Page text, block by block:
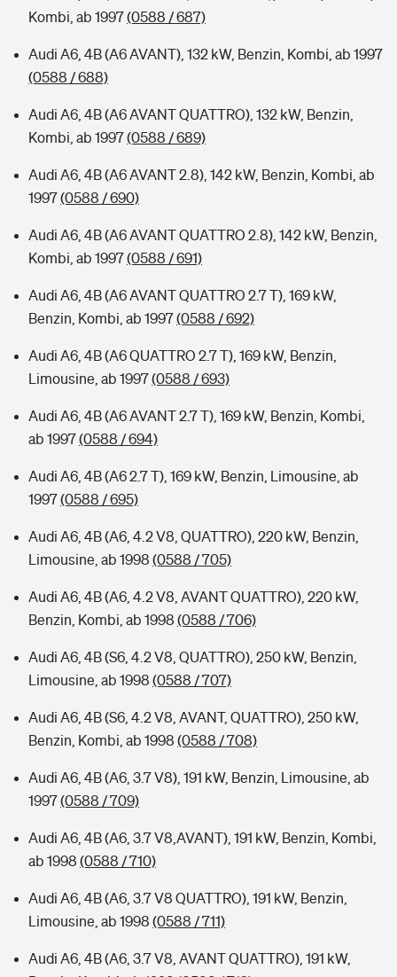
Kombi, ab 1997(0588 / 687)
Audi A6, 4B (A6 AVANT), 132 kW, Benzin, Kombi, ab 1997
(0588 / 688)
Audi A6, 4B (A6 AVANT QUATTRO), 132 kW, Benzin,
Kombi, ab 1997(0588 / 689)
Audi A6, 4B (A6 AVANT 2.8), 142 kW, Benzin, Kombi, ab
1997(0588 / 690)
Audi A6, 4B (A6 AVANT QUATTRO 2.8), 142 kW, Benzin,
Kombi, ab 1997(0588 / 691)
Audi A6, 4B (A6 AVANT QUATTRO 2.7 T), 169 kW,
Benzin, Kombi, ab 1997(0588 / 692)
Audi A6, 4B (A6 QUATTRO 2.7 T), 169 kW, Benzin,
Limousine, ab 1997(0588 / 693)
Audi A6, 4B (A6 AVANT 2.7 T), 169 kW, Benzin, Kombi,
ab 1997(0588 / 694)
Audi A6, 4B (A6 2.7 T), 169 kW, Benzin, Limousine, ab
1997(0588 / 695)
Audi A6, 4B (A6, 4.2 V8, QUATTRO), 220 kW, Benzin,
Limousine, ab 1998 (0588 / 705)
Audi A6, 4B (A6, 4.2 V8, AVANT QUATTRO), 220 kW,
Benzin, Kombi, ab 1998 (0588 / 706)
Audi A6, 4B (S6, 4.2 V8, QUATTRO), 250 kW, Benzin,
Limousine, ab 1998 (0588 / 707)
Audi A6, 4B (S6, 4.2 V8, AVANT, QUATTRO), 250 kW,
Benzin, Kombi, ab 1998 (0588 / 708)
Audi A6, 4B (A6, 3.7 V8), 191 kW, Benzin, Limousine, ab
1997(0588 / 709)
Audi A6, 4B (A6, 3.7 V8,AVANT), 191 kW, Benzin, Kombi,
ab 1998 (0588 / 710)
Audi A6, 4B (A6, 3.7 V8 QUATTRO), 191 kW, Benzin,
Limousine, ab 1998 (0588 / 711)
Audi A6, 4B (A6, 3.7 V8, AVANT QUATTRO), 191 kW,